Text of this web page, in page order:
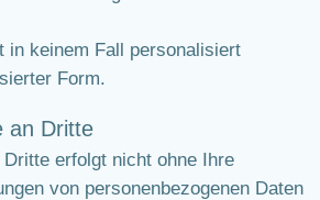
in keinem Fall personalisiert
Form.
an Dritte
erfolgt nicht ohne Ihre
von personenbezogenen Daten